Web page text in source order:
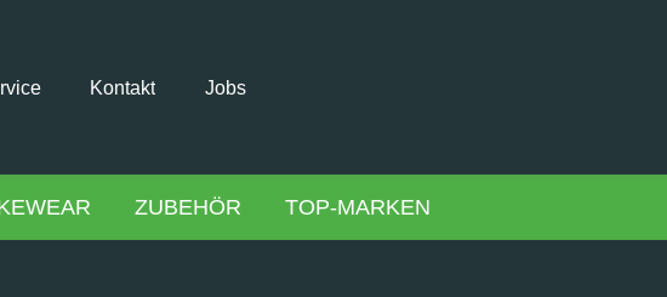
Kontakt Jobs
ZUBEHÖR TOP-MARKEN